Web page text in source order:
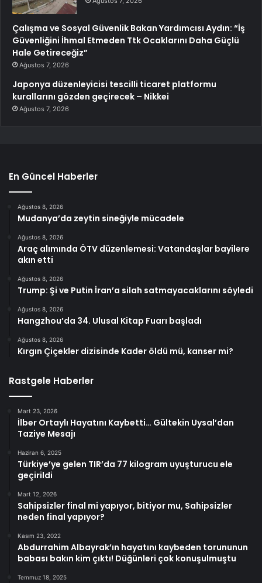
Çalışma ve Sosyal Güvenlik Bakan Yardımcısı Aydın: “İş
Güvenliğini İhmal Etmeden Ttk Ocaklarını Daha Güçlü
Hale Getireceğiz”
Ağustos 7, 2026
Japonya düzenleyicisi tescilli ticaret platformu
kurallarını gözden geçirecek – Nikkei
Ağustos 7, 2026
En Güncel Haberler
Ağustos 8, 2026
Mudanya’da zeytin sineğiyle mücadele
Ağustos 8, 2026
Araç alımında ÖTV düzenlemesi: Vatandaşlar bayilere
akın etti
Ağustos 8, 2026
Trump: Şi ve Putin İran’a silah satmayacaklarını söyledi
Ağustos 8, 2026
Hangzhou’da 34. Ulusal Kitap Fuarı başladı
Ağustos 8, 2026
Kırgın Çiçekler dizisinde Kader öldü mü, kanser mi?
Rastgele Haberler
Mart 23, 2026
İlber Ortaylı Hayatını Kaybetti… Gültekin Uysal’dan
Taziye Mesajı
Haziran 6, 2025
Türkiye’ye gelen TIR’da 77 kilogram uyuşturucu ele
geçirildi
Mart 12, 2026
Sahipsizler final mi yapıyor, bitiyor mu, Sahipsizler
neden final yapıyor?
Kasım 23, 2022
Abdurrahim Albayrak’ın hayatını kaybeden torununun
babası bakın kim çıktı! Düğünleri çok konuşulmuştu
Temmuz 18, 2025